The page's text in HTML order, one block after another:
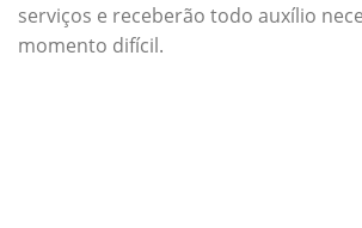
serviços e receberão todo auxílio
momento difícil.